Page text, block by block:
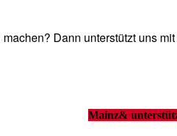
Dann unterstützt uns
Mainz&